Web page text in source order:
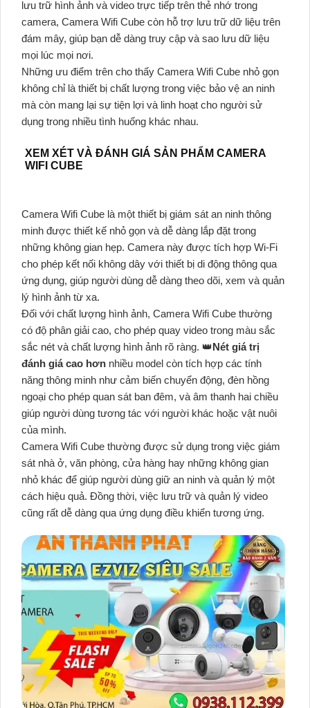
lưu trữ hình ảnh và video trực tiếp trên thẻ nhớ trong
camera, Camera Wifi Cube còn hỗ trợ lưu trữ dữ liệu trên
đám mây, giúp bạn dễ dàng truy cập và sao lưu dữ liệu
mọi lúc mọi nơi.
Những ưu điểm trên cho thấy Camera Wifi Cube nhỏ gọn
không chỉ là thiết bị chất lượng trong việc bảo vệ an ninh
mà còn mang lại sự tiện lợi và linh hoạt cho người sử
dụng trong nhiều tình huống khác nhau.
XEM XÉT VÀ ĐÁNH GIÁ SẢN PHẨM CAMERA
WIFI CUBE
Camera Wifi Cube là một thiết bị giám sát an ninh thông
minh được thiết kế nhỏ gọn và dễ dàng lắp đặt trong
những không gian hẹp. Camera này được tích hợp Wi-Fi
cho phép kết nối không dây với thiết bị di động thông qua
ứng dụng, giúp người dùng dễ dàng theo dõi, xem và quản
lý hình ảnh từ xa.
Đối với chất lượng hình ảnh, Camera Wifi Cube thường
có độ phân giải cao, cho phép quay video trong màu sắc
sắc nét và chất lượng hình ảnh rõ ràng. 👑Nét giá trị
đánh giá cao hơn nhiều model còn tích hợp các tính
năng thông minh như cảm biến chuyển động, đèn hồng
ngoại cho phép quan sát ban đêm, và âm thanh hai chiều
giúp người dùng tương tác với người khác hoặc vật nuôi
của mình.
Camera Wifi Cube thường được sử dụng trong việc giám
sát nhà ở, văn phòng, cửa hàng hay những không gian
nhỏ khác để giúp người dùng giữ an ninh và quản lý một
cách hiệu quả. Đồng thời, việc lưu trữ và quản lý video
cũng rất dễ dàng qua ứng dụng điều khiển tương ứng.